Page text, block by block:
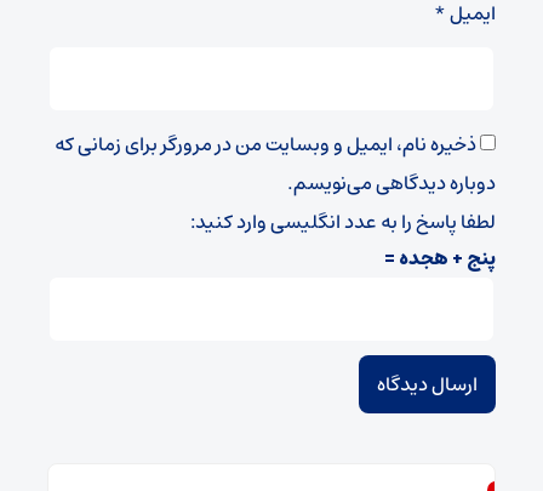
ایمیل*
ذخیره نام، ایمیل و وبسایت من در مرورگر برای زمانی که
دوباره دیدگاهی می‌نویسم.
لطفا پاسخ را به عدد انگلیسی وارد کنید:
پنج + هجده =